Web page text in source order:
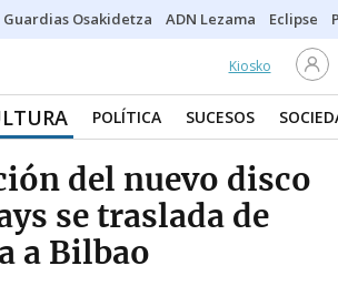
Guardias Osakidetza ADN Lezama Eclipse
Kiosko
POLÍTICA SUCESOS
del nuevo disco
se traslada de
a Bilbao